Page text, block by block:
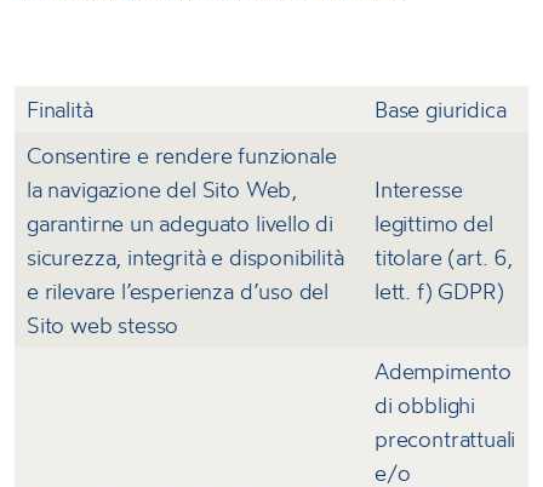
Finalità
Base giuridica
Consentire e rendere funzionale
la navigazione del Sito Web,
garantirne un adeguato livello di
sicurezza, integrità e disponibilità
e rilevare l’esperienza d’uso del
Sito web stesso
Interesse
legittimo del
titolare (art. 6,
lett. f) GDPR)
Adempimento
di obblighi
precontrattuali
e/o